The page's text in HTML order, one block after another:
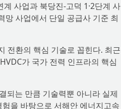
사업과 북당진-고덕 1·2단계 사
망 사업에서 단일 공급사 기준 최
전환의 핵심 기술로 꼽힌다. 최근
가 국가 전력 인프라의 핵심
되는 만큼 기술력뿐 아니라 실제
을 바탕으로 서해안 에너지고속